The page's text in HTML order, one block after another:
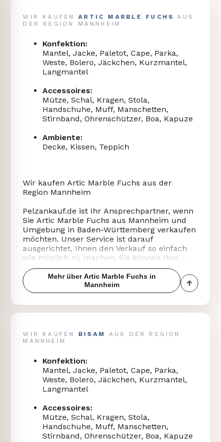
WIR KAUFENARTIC MARBLE FUCHS
AUS
DER REGION MANNHEIM
Konfektion:
Mantel, Jacke, Paletot, Cape, Parka,
Weste, Bolero, Jäckchen, Kurzmantel,
Langmantel
Accessoires:
Mütze, Schal, Kragen, Stola,
Handschuhe, Muff, Manschetten,
Stirnband, Ohrenschützer, Boa, Kapuze
Ambiente:
Decke, Kissen, Teppich
Wir kaufen Artic Marble Fuchs aus der
Region Mannheim
Pelzankauf.de ist Ihr Ansprechpartner, wenn
Sie Artic Marble Fuchs aus Mannheim und
Umgebung in Baden-Württemberg verkaufen
möchten. Unser Service ist darauf
ausgerichtet, Ihnen den Verkauf so einfach
wie möglich zu machen. Sie können Ihre
Pelze bequem digital in Ihrem persönlichen
Dashboard hinterlegen und erhalten die
Bewertung in der Regel innerhalb von 24
Stunden online.
Artic Marble Fuchs Konfektion aus Mannheim
Wir kaufen Artic Marble Fuchs Konfektion in
Marble Fuchs Mantel oder eine Artic Marble
Fuchs Jacke besitzen, können Sie diese über
unser System zur Bewertung einstellen.
Ebenso interessieren wir uns für Artic Marble
Artic Marble Fuchs Parka.
Auch kürzere und leichtere Modelle wie eine
Artic Marble Fuchs Weste, ein Artic Marble
Mehr über Artic Marble Fuchs in
Mannheim
↑Zur
WIR KAUFEN BISAM
AUS DER REGION
MANNHEIM
Konfektion:
Mantel, Jacke, Paletot, Cape, Parka,
Weste, Bolero, Jäckchen, Kurzmantel,
Langmantel
Accessoires:
Mütze, Schal, Kragen, Stola,
Handschuhe, Muff, Manschetten,
Stirnband, Ohrenschützer, Boa, Kapuze